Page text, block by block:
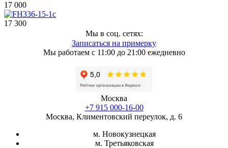
17 000
17 300
Мы в соц. сетях:
Записаться на примерку
Мы работаем с 11:00 до 21:00 ежедневно
Москва
+7 915 000-16-00
Москва, Климентовский переулок, д. 6
м. Новокузнецкая
м. Третьяковская